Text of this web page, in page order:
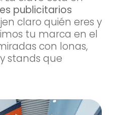
publicitarios
claro quién eres y
tu marca en el
con lonas,
stands que